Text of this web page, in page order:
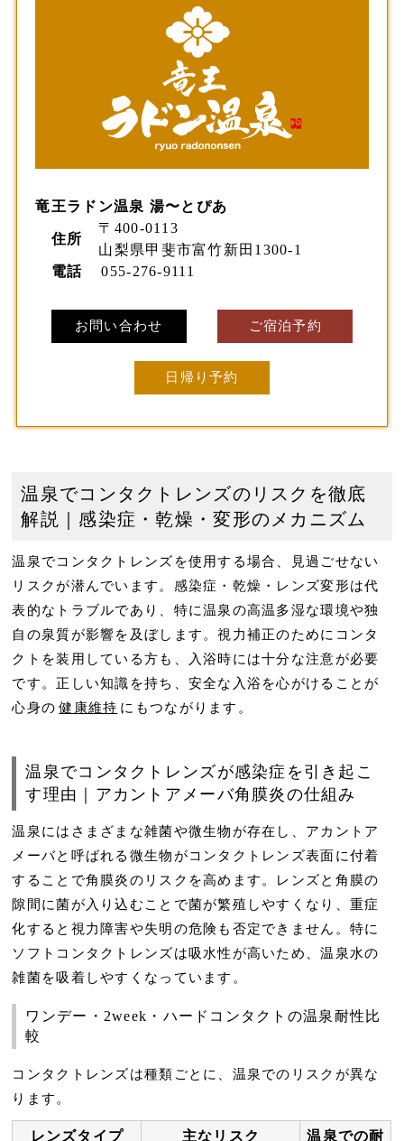
竜王ラドン温泉 湯〜とぴあ
住所
〒400-0113
山梨県甲斐市富竹新田1300-1
電話
055-276-9111
お問い合わせ ご宿泊予約
日帰り予約
温泉でコンタクトレンズのリスクを徹底
解説｜感染症・乾燥・変形のメカニズム
温泉でコンタクトレンズを使用する場合、見過ごせない
リスクが潜んでいます。 感染症・乾燥・レンズ変形は代
表的なトラブルであり、特に温泉の高温多湿な環境や独
自の泉質が影響を及ぼします。視力補正のためにコンタ
クトを装用している方も、入浴時には十分な注意が必要
です。正しい知識を持ち、安全な入浴を心がけることが
心身の 健康維持 にもつながります。
温泉でコンタクトレンズが感染症を引き起こ
す理由｜アカントアメーバ角膜炎の仕組み
温泉にはさまざまな雑菌や微生物が存在し、 アカントア
メーバと呼ばれる微生物がコンタクトレンズ表面に付着
することで角膜炎のリスクを高めます。レンズと角膜の
隙間に菌が入り込むことで菌が繁殖しやすくなり、重症
化すると視力障害や失明の危険も否定できません。特に
ソフトコンタクトレンズは吸水性が高いため、温泉水の
雑菌を吸着しやすくなっています。
ワンデー・2week・ハードコンタクトの温泉耐性比
較
コンタクトレンズは種類ごとに、温泉でのリスクが異な
ります。
レンズタイプ 主なリスク 温泉での耐